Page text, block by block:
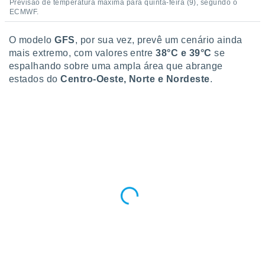
Previsão de temperatura máxima para quinta-feira (9), segundo o
ECMWF.
O modeloGFS, por sua vez, prevê um cenário ainda
mais extremo, com valores entre38°C e 39°C se
espalhando sobre uma ampla área que abrange
estados doCentro-Oeste, Norte e Nordeste.